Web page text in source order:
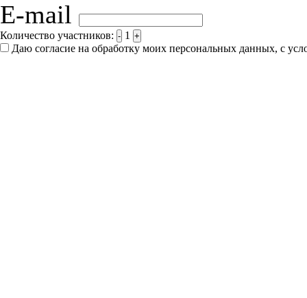
E-mail
Количество участников: - 1 +
Даю согласие на обработку моих персональных данных, с